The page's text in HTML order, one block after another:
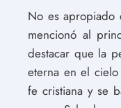
No es apropiado
mencionó al
destacar que la
eterna en el
fe cristiana y se